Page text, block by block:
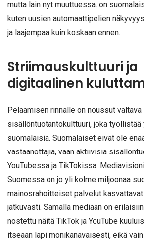
mutta lain nyt muuttuessa, on
kuten uusien automaattipelien
ja laajempaa kuin koskaan ennen.
Striimauskulttuuri ja
digitaalinen
Pelaamisen rinnalle on noussut
sisällöntuotantokulttuuri, joka työllistää
suomalaisia. Suomalaiset eivät ole
vastaanottajia, vaan aktiivisia
YouTubessa ja TikTokissa.
Suomessa on jo yli kolme miljoonaa
mainosrahoitteiset palvelut
jatkuvasti. Samalla mediaan on
nostettu näitä TikTok ja YouTube
itseään läpi monikanavaisesti, eikä